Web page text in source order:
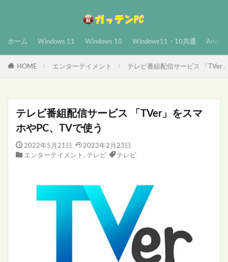
ホーム Windows 11 Windows 10 Windows11・10共通
HOME エンターテイメント テレビ番組配信サービス 「TVer
テレビ番組配信サービス 「TVer」をスマ
ホやPC、TVで使う
2022年5月21日
2023年2月23日
エンターテイメント , テレビ テレビ